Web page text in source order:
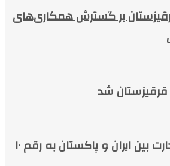
بر گسترش همکاری‌های
شد
افزایش حجم تجارت بین ایران و پاکستان به رقم ۱۰